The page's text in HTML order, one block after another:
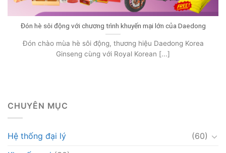
Đón hè sôi động với chương trình khuyến mại lớn của Daedong
Đón chào mùa hè sôi động, thương hiệu Daedong Korea
Ginseng cùng với Royal Korean [...]
CHUYÊN MỤC
Hệ thống đại lý
(60)